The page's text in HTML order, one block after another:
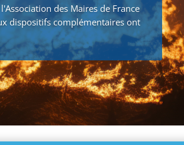
des Maires de France
dispositifs complémentaires ont